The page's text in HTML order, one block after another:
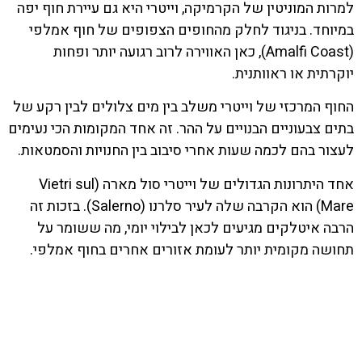
למרות המוניטין של הקרמיקה, וייטרי היא גם עיירת חוף יפה
במיוחד. בניגוד לחלק מהחופים הצפופים של חוף אמלפי
(Amalfi Coast), כאן האווירה לרוב רגועה יותר ופחות
יוקרתית או ראוותנית.
החוף המרכזי של וייטרי משלב בין מים צלולים לבין רקע של
בתים צבעוניים הבנויים על ההר. זה אחד המקומות הכי נעימים
לעצור בהם לכמה שעות אחרי סיבוב בין החנויות והסמטאות.
אחד היתרונות הגדולים של וייטרי סול מארה (Vietri sul
Mare) הוא הקרבה שלה לעיר סלרנו (Salerno). בזכות זה
הרבה איטלקים מגיעים לכאן לבילוי יומי, מה ששומר על
תחושה מקומית יותר לעומת אזורים אחרים בחוף אמלפי.